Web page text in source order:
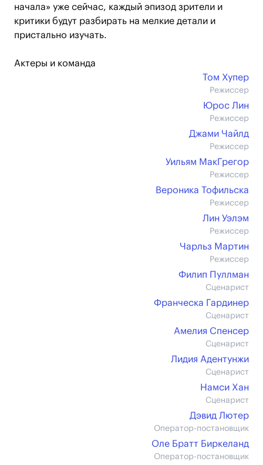
начала» уже сейчас, каждый эпизод зрители и
критики будут разбирать на мелкие детали и
пристально изучать.
Актеры и команда
Том Хупер
Режиссер
Юрос Лин
Режиссер
Джами Чайлд
Режиссер
Уильям МакГрегор
Режиссер
Вероника Тофильска
Режиссер
Лин Уэлэм
Режиссер
Чарльз Мартин
Режиссер
Филип Пуллман
Сценарист
Франческа Гардинер
Сценарист
Амелия Спенсер
Сценарист
Лидия Адентунжи
Сценарист
Намси Хан
Сценарист
Дэвид Лютер
Оператор-постановщик
Оле Братт Биркеланд
Оператор-постановщик